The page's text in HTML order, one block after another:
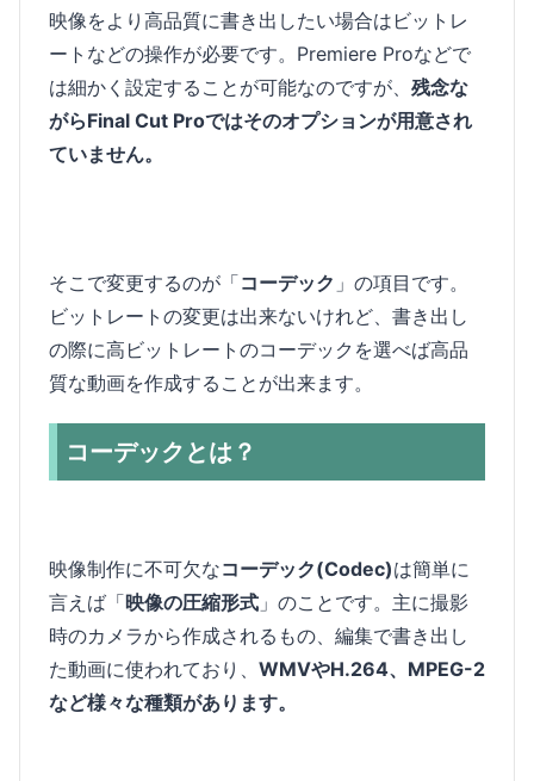
映像をより高品質に書き出したい場合はビットレ
ートなどの操作が必要です。Premiere Proなどで
は細かく設定することが可能なのですが、 残念な
がらFinal Cut Proではそのオプションが用意され
ていません。
そこで変更するのが「コーデック 」の項目です。
ビットレートの変更は出来ないけれど、書き出し
の際に高ビットレートのコーデックを選べば高品
質な動画を作成することが出来ます。
コーデックとは？
映像制作に不可欠なコーデック(Codec)は簡単に
言えば「映像の圧縮形式 」のことです。主に撮影
時のカメラから作成されるもの、編集で書き出し
た動画に使われており、 WMVやH.264、MPEG-2
など様々な種類があります。